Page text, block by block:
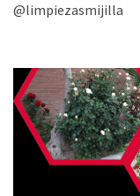
@limpiezasmijilla